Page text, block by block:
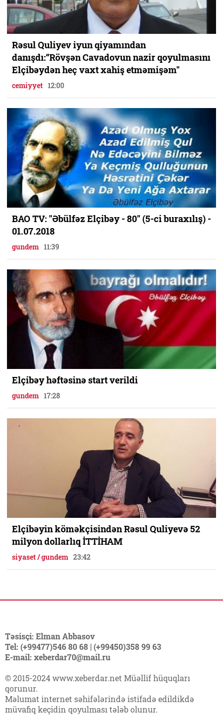
Rəsul Quliyev iyun qiyamından
danışdı:“Rövşən Cavadovun nazir qoyulmasını
Elçibəydən heç vaxt xahiş etməmişəm"
cemiyyet 12:00
BAO TV: "Əbülfəz Elçibəy - 80" (5-ci buraxılış) -
01.07.2018
gundem 11:39
Elçibəy həftəsinə start verildi
gundem 17:28
Elçibəyin köməkçisindən Rəsul Quliyevə 52
milyon dollarlıq İTTİHAM
siyaset / gundem 23:42
Təsisçi: Elman Abbasov
Tel: (+99477)546 80 68 | (+99450)358 99 63
E-mail: xeberdar70@mail.ru
© 2015-2024 www.xeberdar.net Müəllif hüquqları
qorunur.
Məlumat internet səhifələrində istifadə edildikdə
müvafiq keçidin qoyulması tələb olunur.